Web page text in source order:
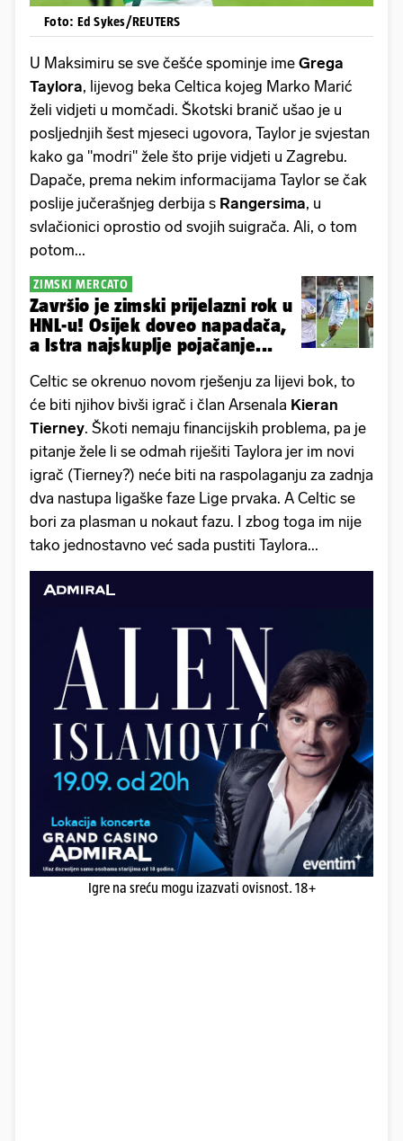
Foto: Ed Sykes/REUTERS
U Maksimiru se sve češće spominje ime Grega
Taylora, lijevog beka Celtica kojeg Marko Marić
želi vidjeti u momčadi. Škotski branič ušao je u
posljednjih šest mjeseci ugovora, Taylor je svjestan
kako ga "modri" žele što prije vidjeti u Zagrebu.
Dapače, prema nekim informacijama Taylor se čak
poslije jučerašnjeg derbija s Rangersima, u
svlačionici oprostio od svojih suigrača. Ali, o tom
potom...
ZIMSKI MERCATO
Završio je zimski prijelazni rok u
HNL-u! Osijek doveo napadača,
a Istra najskuplje pojačanje...
Celtic se okrenuo novom rješenju za lijevi bok, to
će biti njihov bivši igrač i član Arsenala Kieran
Tierney. Škoti nemaju financijskih problema, pa je
pitanje žele li se odmah riješiti Taylora jer im novi
igrač (Tierney?) neće biti na raspolaganju za zadnja
dva nastupa ligaške faze Lige prvaka. A Celtic se
bori za plasman u nokaut fazu. I zbog toga im nije
tako jednostavno već sada pustiti Taylora...
Igre na sreću mogu izazvati ovisnost. 18+